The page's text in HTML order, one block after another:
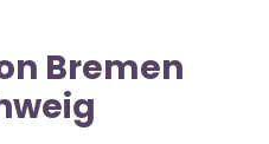
Bremen